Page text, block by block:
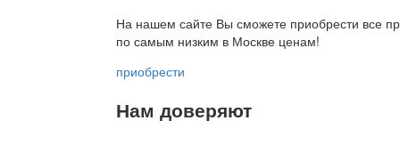
На нашем сайте Вы сможете приобрести все
по самым низким в Москве ценам!
приобрести
Нам доверяют